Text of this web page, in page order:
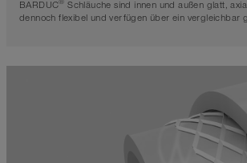
BARDUC® Schläuche sind innen und außen glatt,
dennoch flexibel und verfügen über ein vergleichbar